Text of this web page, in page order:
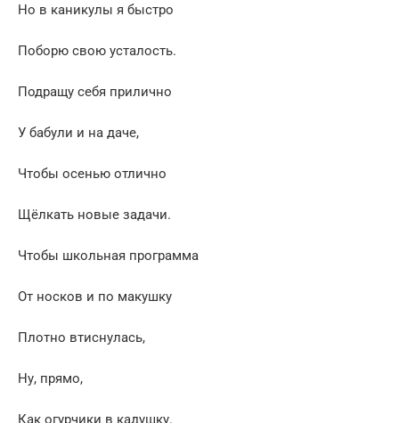
Но в каникулы я быстро
Поборю свою усталость.
Подращу себя прилично
У бабули и на даче,
Чтобы осенью отлично
Щёлкать новые задачи.
Чтобы школьная программа
От носков и по макушку
Плотно втиснулась,
Ну, прямо,
Как огурчики в кадушку.